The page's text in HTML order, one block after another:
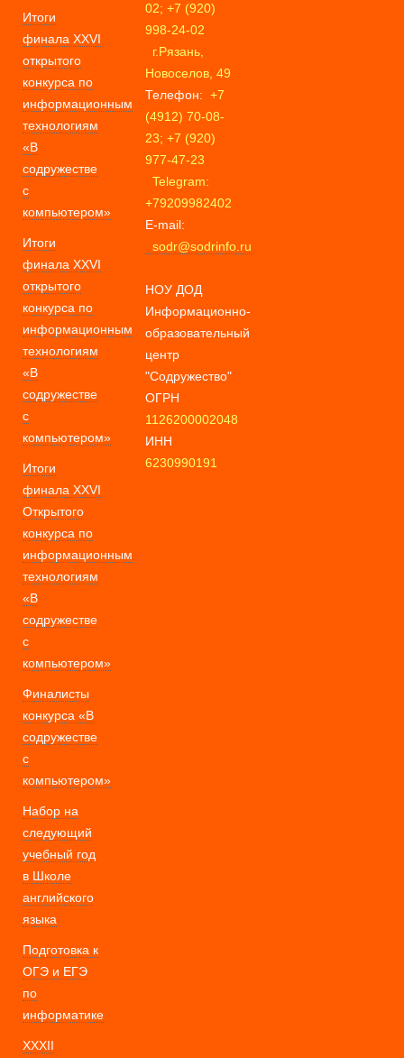
Итоги
финала XXVI
открытого
конкурса по
информационным
технологиям
«В
содружестве
с
компьютером»
Итоги
финала XXVI
открытого
конкурса по
информационным
технологиям
«В
содружестве
с
компьютером»
Итоги
финала XXVI
Открытого
конкурса по
информационным
технологиям
«В
содружестве
с
компьютером»
Финалисты
конкурса «В
содружестве
с
компьютером»
Набор на
следующий
учебный год
в Школе
английского
языка
Подготовка к
ОГЭ и ЕГЭ
по
информатике
XXXII
02; +7 (920)
998-24-02
г.Рязань,
Новоселов, 49
Телефон: +7
(4912) 70-08-
23; +7 (920)
977-47-23
Telegram:
+79209982402
E-mail:
sodr@sodrinfo.ru
НОУ ДОД
Информационно-
образовательный
центр
"Содружество"
ОГРН
1126200002048
ИНН
6230990191